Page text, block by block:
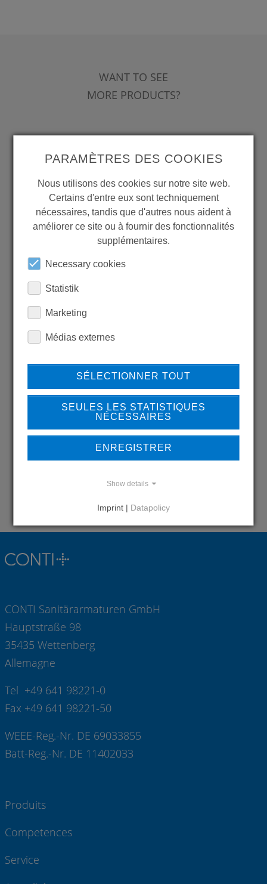
WANT TO SEE
MORE PRODUCTS?
Back to overview
LEARN MORE ABOUT
REFERENCES
DO YOU HAVE QUESTIONS?
CONTACT US
Contact
CONTI Sanitärarmaturen GmbH
Hauptstraße 98
35435 Wettenberg
Allemagne
Tel +49 641 98221-0
Fax +49 641 98221-50
WEEE-Reg.-Nr. DE 69033855
Batt-Reg.-Nr. DE 11402033
Produits
Competences
Service
PARAMÈTRES DES COOKIES
Nous utilisons des cookies sur notre site web.
Certains d'entre eux sont techniquement
nécessaires, tandis que d'autres nous aident à
améliorer ce site ou à fournir des fonctionnalités
supplémentaires.
Necessary cookies
Statistik
Marketing
Médias externes
SÉLECTIONNER TOUT
SEULES LES STATISTIQUES
NÉCESSAIRES
ENREGISTRER
Show details
Imprint | Datapolicy